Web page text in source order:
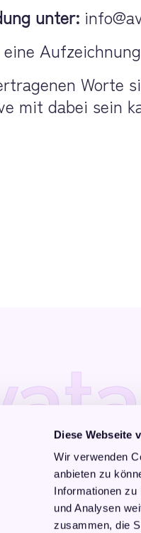
Diese Webseite
Wir verwenden
anbieten zu
Informationen zu
und Analysen
zusammen, die
unter:
Worte
mit dabei sein
mit deiner Seele